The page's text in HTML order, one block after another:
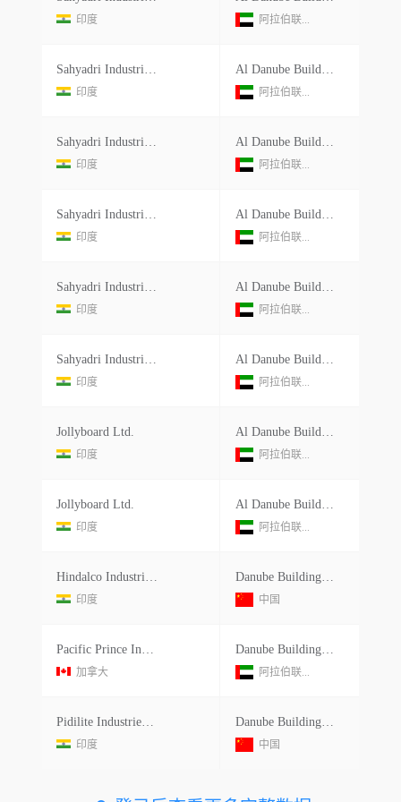
印度 阿拉伯联...
Sahyadri Industries Ltd.
印度
Al Danube Building Materials Co Llc
阿拉伯联...
Sahyadri Industries Ltd.
印度
Al Danube Building Materials Co Llc
阿拉伯联...
Sahyadri Industries Ltd.
印度
Al Danube Building Materials Co Llc
阿拉伯联...
Sahyadri Industries Ltd.
印度
Al Danube Building Materials Co Llc
阿拉伯联...
Sahyadri Industries Ltd.
印度
Al Danube Building Materials Co Llc
阿拉伯联...
Jollyboard Ltd.
印度
Al Danube Building Materials Co Llc
阿拉伯联...
Jollyboard Ltd.
印度
Al Danube Building Materials Co Llc
阿拉伯联...
Hindalco Industries Ltd.
印度
Danube Building Materials
中国
Pacific Prince Investments Inc
加拿大
Danube Building Materials Fzco
阿拉伯联...
Pidilite Industries Ltd.
印度
Danube Building Materials
中国